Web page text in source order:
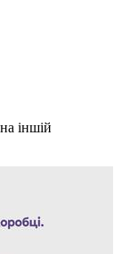
іншій